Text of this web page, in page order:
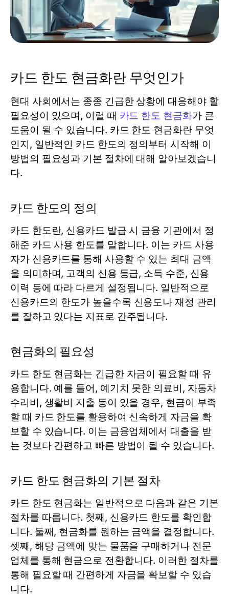
카드 한도 현금화란 무엇인가
현대 사회에서는 종종 긴급한 상황에 대응해야 할
필요성이 있으며, 이럴 때 카드 한도 현금화가 큰
도움이 될 수 있습니다. 카드 한도 현금화란 무엇
인지, 일반적인 카드 한도의 정의부터 시작해 이
방법의 필요성과 기본 절차에 대해 알아보겠습니
다.
카드 한도의 정의
카드 한도란, 신용카드 발급 시 금융 기관에서 정
해준 카드 사용 한도를 말합니다. 이는 카드 사용
자가 신용카드를 통해 사용할 수 있는 최대 금액
을 의미하며, 고객의 신용 등급, 소득 수준, 신용
이력 등에 따라 다르게 설정됩니다. 일반적으로
신용카드의 한도가 높을수록 신용도나 재정 관리
를 잘하고 있다는 지표로 간주됩니다.
현금화의 필요성
카드 한도 현금화는 긴급한 자금이 필요할 때 유
용합니다. 예를 들어, 예기치 못한 의료비, 자동차
수리비, 생활비 지출 등이 있을 경우, 현금이 부족
할 때 카드 한도를 활용하여 신속하게 자금을 확
보할 수 있습니다. 이는 금융업체에서 대출을 받
는 것보다 간편하고 빠른 방법이 될 수 있습니다.
카드 한도 현금화의 기본 절차
카드 한도 현금화는 일반적으로 다음과 같은 기본
절차를 따릅니다. 첫째, 신용카드 한도를 확인합
니다. 둘째, 현금화를 원하는 금액을 결정합니다.
셋째, 해당 금액에 맞는 물품을 구매하거나 전문
업체를 통해 현금으로 전환합니다. 이러한 절차를
통해 필요할 때 간편하게 자금을 확보할 수 있습
니다.